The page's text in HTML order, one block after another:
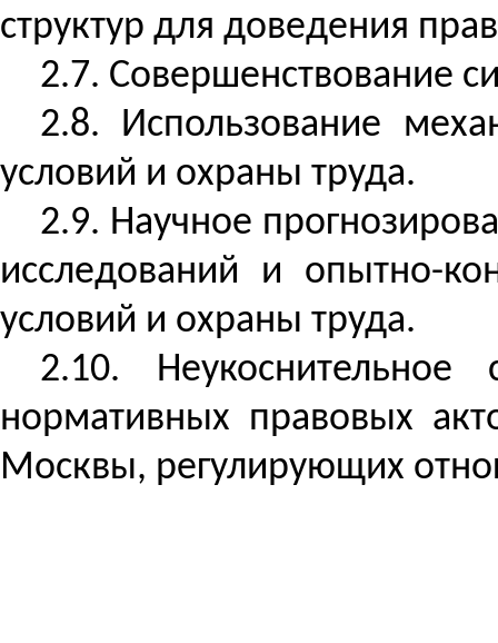
структур для доведения
2.7. Совершенствование
2.8. Использование
условий и охраны труда.
2.9. Научное
исследований и опытно-
условий и охраны труда.
2.10. Неукоснительное
нормативных правовых
Москвы, регулирующих